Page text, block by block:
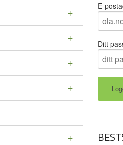
E-
Ditt